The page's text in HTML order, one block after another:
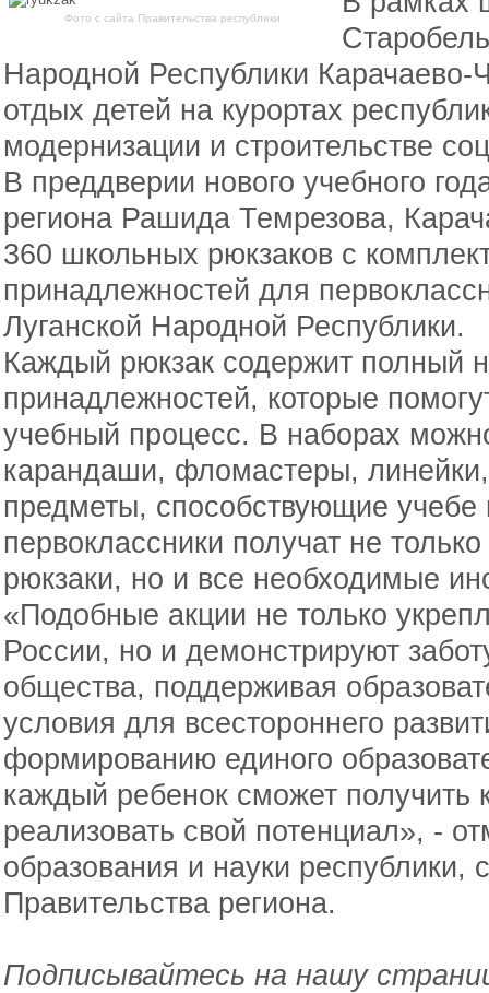
Фото с сайта Правительства республики
Народной Республики Карачаево-
отдых детей на курортах
модернизации и строительстве
В преддверии нового учебного
региона Рашида Темрезова,
360 школьных рюкзаков с
принадлежностей для
Луганской Народной Республики.
Каждый рюкзак содержит полный
принадлежностей, которые
учебный процесс. В наборах
карандаши, фломастеры,
предметы, способствующие учебе
первоклассники получат не
рюкзаки, но и все необходимые
«Подобные акции не только
России, но и демонстрируют
общества, поддерживая
условия для всестороннего
формированию единого
каждый ребенок сможет получить
реализовать свой потенциал», -
образования и науки республики,
Правительства региона.
Подписывайтесь на нашу